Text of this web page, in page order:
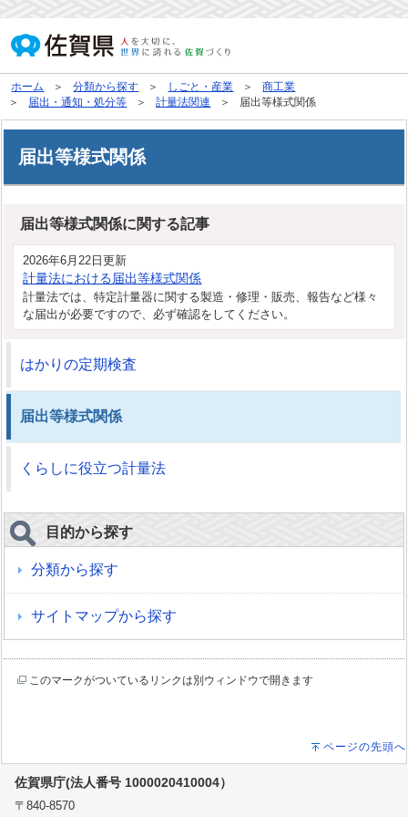
ホーム 分類から探す しごと・産業
商工業
届出・通知・処分等
計量法関連 届出等様式関係
届出等様式関係
届出等様式関係に関する記事
2026年6月22日更新
計量法における届出等様式関係
計量法では、特定計量器に関する製造・修理・販売、報告など様々
な届出が必要ですので、必ず確認をしてください。
はかりの定期検査
届出等様式関係
くらしに役立つ計量法
目的から探す
分類から探す
サイトマップから探す
このマークがついているリンクは別ウィンドウで開きます
ページの先頭へ
佐賀県庁(法人番号 1000020410004）
〒840-8570